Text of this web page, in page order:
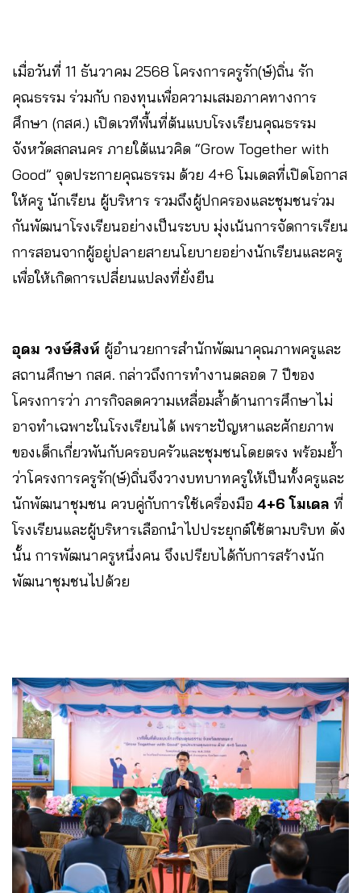
เมื่อวันที่ 11 ธันวาคม 2568 โครงการครูรัก(ษ์)ถิ่น รัก
คุณธรรม ร่วมกับ กองทุนเพื่อความเสมอภาคทางการ
ศึกษา (กสศ.) เปิดเวทีพื้นที่ต้นแบบโรงเรียนคุณธรรม
จังหวัดสกลนคร ภายใต้แนวคิด “Grow Together with
Good” จุดประกายคุณธรรม ด้วย 4+6 โมเดลที่เปิดโอกาส
ให้ครู นักเรียน ผู้บริหาร รวมถึงผู้ปกครองและชุมชนร่วม
กันพัฒนาโรงเรียนอย่างเป็นระบบ มุ่งเน้นการจัดการเรียน
การสอนจากผู้อยู่ปลายสายนโยบายอย่างนักเรียนและครู
เพื่อให้เกิดการเปลี่ยนแปลงที่ยั่งยืน
อุดม วงษ์สิงห์ ผู้อำนวยการสำนักพัฒนาคุณภาพครูและ
สถานศึกษา กสศ. กล่าวถึงการทำงานตลอด 7 ปีของ
โครงการว่า ภารกิจลดความเหลื่อมล้ำด้านการศึกษาไม่
อาจทำเฉพาะในโรงเรียนได้ เพราะปัญหาและศักยภาพ
ของเด็กเกี่ยวพันกับครอบครัวและชุมชนโดยตรง พร้อมย้ำ
ว่าโครงการครูรัก(ษ์)ถิ่นจึงวางบทบาทครูให้เป็นทั้งครูและ
นักพัฒนาชุมชน ควบคู่กับการใช้เครื่องมือ 4+6 โมเดล ที่
โรงเรียนและผู้บริหารเลือกนำไปประยุกต์ใช้ตามบริบท ดัง
นั้น การพัฒนาครูหนึ่งคน จึงเปรียบได้กับการสร้างนัก
พัฒนาชุมชนไปด้วย